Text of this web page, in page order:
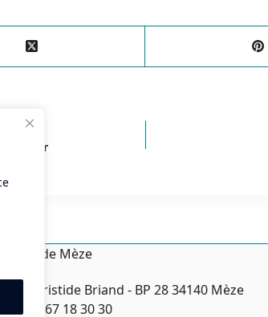
+ atelier
Mairie de Mèze
Place Aristide Briand - BP 28 34140 Mèze
Tél : 04 67 18 30 30